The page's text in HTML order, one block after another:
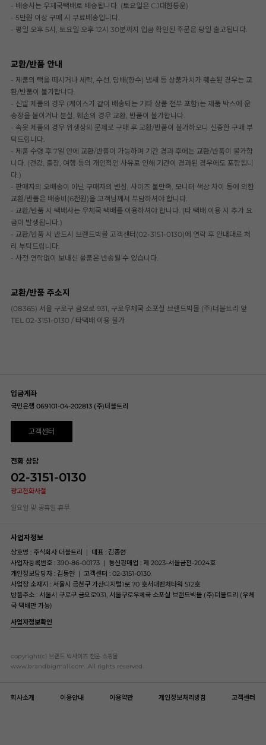
- 배송사는 우체국택배로 배송됩니다. (토요일은 CJ대한통운)
- 5만원 이상 구매 시 무료배송입니다.
- 평일 오후 5시, 토요일 오후 12시 30분까지 입금 확인된 주문은 당일 출고됩니다.
교환/반품 안내
- 제품의 택을 떼시거나 세탁, 수선, 담배(향수) 냄새 등 상품가치가 훼손된 경우는 교
환/반품이 불가합니다.
- 신발 제품의 경우 (케이스가 같이 배송되는 기타 상품 전부 포함)는 제품 박스에 운
송장을 붙이거나 분실, 훼손의 경우 교환, 반품이 불가합니다.
- 속옷 제품의 경우 위생상의 문제로 구매 후 교환/반품이 불가하오니 신중한 구매 부
탁드립니다.
- 제품 수령 후 7일 안에 교환/반품이 가능하며 기간 경과 후에는 교환/반품이 불가합
니다. (건강, 출장, 여행 등의 개인적인 사유로 인해 기간이 경과된 경우에도 포함됩니
다.)
- 판매자의 오배송이 아닌 구매자의 변심, 사이즈 불만족, 모니터 색상 차이 등에 의한
교환/반품은 배송비(6천원)을 고객님께서 부담하셔야 합니다.
- 교환/반품 시 택배사는 우체국 택배를 이용하셔야 합니다. (타 택배 이용 시 추가 요
금이 발생됩니다.)
- 교환/반품 시 반드시 브랜드빅몰 고객센터(02-3151-0130)에 연락 후 안내대로 처
리 부탁드립니다.
- 사전 연락없이 보내신 물품은 반송될 수 있습니다.
교환/반품 주소지
(08365) 서울 구로구 금오로 931, 구로우체국 소포실 브랜드빅몰 (주)더블트리 앞
TEL 02-3151-0130 / 타택배 이용 불가
입금계좌
국민은행 069101-04-202813 (주)더블트리
고객센터
전화 상담
02-3151-0130
광고전화사절
일요일 및 공휴일 휴무
사업자정보
상호명 : 주식회사 더블트리 | 대표 : 김종현
사업자등록번호 : 390-86-00173 | 통신판매업 : 제 2023-서울금천-2024호
개인정보담당자 : 김동현 | 고객센터 : 02-3151-0130
사업장 소재지 : 서울시 금천구 가산디지털1로 70 호서대벤처타워 512호
반품주소 : 서울시 구로구 금오로931, 서울구로우체국 소포실 브랜드빅몰 (주)더블트리 (우체
국 택배만 가능)
사업자정보확인
copyright(c) 브랜드 빅사이즈 전문 쇼핑몰
www.brandbigmall.com .All rights reserved.
회사소개 이용안내 이용약관 개인정보처리방침 고객센터